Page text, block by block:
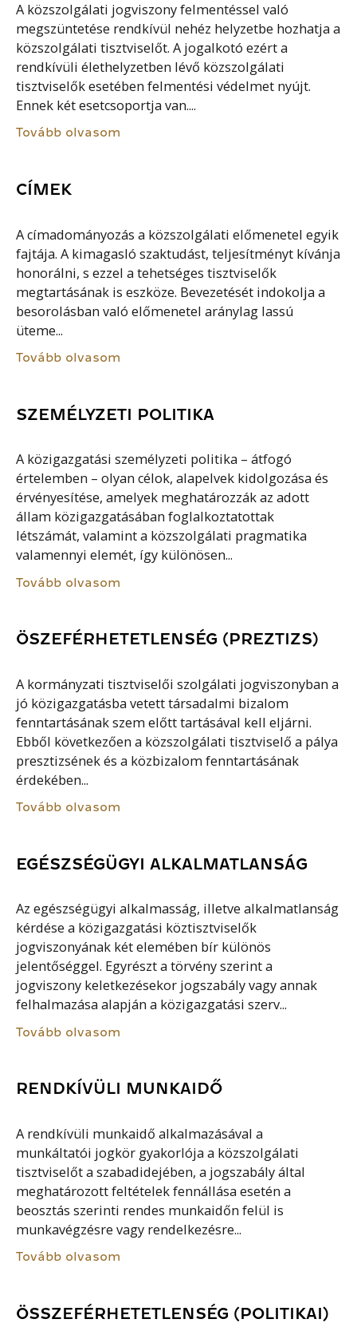
A közszolgálati jogviszony felmentéssel való
megszüntetése rendkívül nehéz helyzetbe hozhatja a
közszolgálati tisztviselőt. A jogalkotó ezért a
rendkívüli élethelyzetben lévő közszolgálati
tisztviselők esetében felmentési védelmet nyújt.
Ennek két esetcsoportja van....
Tovább olvasom
CÍMEK
A címadományozás a közszolgálati előmenetel egyik
fajtája. A kimagasló szaktudást, teljesítményt kívánja
honorálni, s ezzel a tehetséges tisztviselők
megtartásának is eszköze. Bevezetését indokolja a
besorolásban való előmenetel aránylag lassú
üteme...
Tovább olvasom
SZEMÉLYZETI POLITIKA
A közigazgatási személyzeti politika – átfogó
értelemben – olyan célok, alapelvek kidolgozása és
érvényesítése, amelyek meghatározzák az adott
állam közigazgatásában foglalkoztatottak
létszámát, valamint a közszolgálati pragmatika
valamennyi elemét, így különösen...
Tovább olvasom
ÖSZEFÉRHETETLENSÉG (PREZTIZS)
A kormányzati tisztviselői szolgálati jogviszonyban a
jó közigazgatásba vetett társadalmi bizalom
fenntartásának szem előtt tartásával kell eljárni.
Ebből következően a közszolgálati tisztviselő a pálya
presztizsének és a közbizalom fenntartásának
érdekében...
Tovább olvasom
EGÉSZSÉGÜGYI ALKALMATLANSÁG
Az egészségügyi alkalmasság, illetve alkalmatlanság
kérdése a közigazgatási köztisztviselők
jogviszonyának két elemében bír különös
jelentőséggel. Egyrészt a törvény szerint a
jogviszony keletkezésekor jogszabály vagy annak
felhalmazása alapján a közigazgatási szerv...
Tovább olvasom
RENDKÍVÜLI MUNKAIDŐ
A rendkívüli munkaidő alkalmazásával a
munkáltatói jogkör gyakorlója a közszolgálati
tisztviselőt a szabadidejében, a jogszabály által
meghatározott feltételek fennállása esetén a
beosztás szerinti rendes munkaidőn felül is
munkavégzésre vagy rendelkezésre...
Tovább olvasom
ÖSSZEFÉRHETETLENSÉG (POLITIKAI)